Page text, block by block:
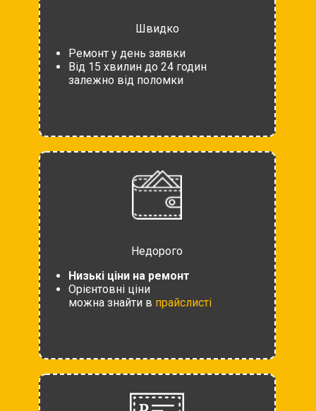
Швидко
Ремонт у день заявки
Від 15 хвилин до 24 годин
залежно від поломки
Недорого
Низькі ціни на ремонт
Орієнтовні ціни
можна знайти в прайслисті